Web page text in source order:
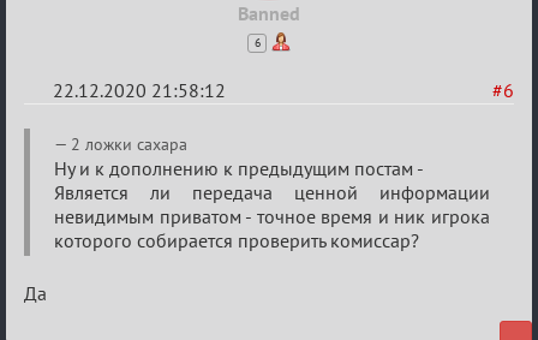
Banned
6
#6
22.12.2020 21:58:12
Re:
Ценная
игровая
информация
2 ложки сахара
Ну и к дополнению к предыдущим постам -
Является ли передача ценной информации
невидимым приватом - точное время и ник игрока
которого собирается проверить комиссар?
Да